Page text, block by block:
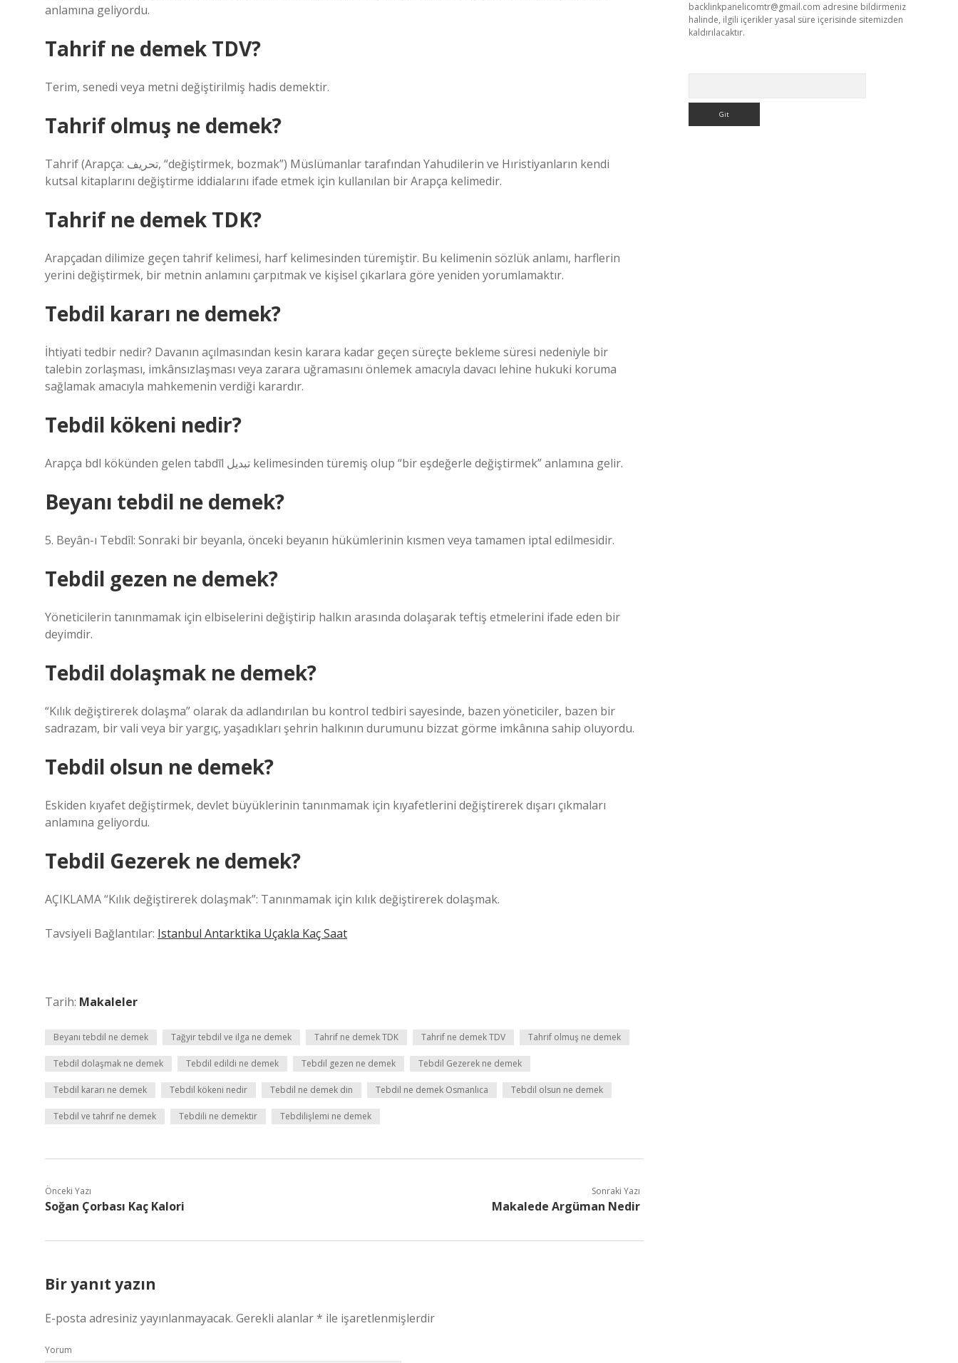
anlamına geliyordu.
Tahrif ne demek TDV?
Terim, senedi veya metni değiştirilmiş hadis demektir.
Tahrif olmuş ne demek?
Tahrif (Arapça: تحريف‎, “değiştirmek, bozmak”) Müslümanlar tarafından Yahudilerin ve Hıristiyanların kendi
kutsal kitaplarını değiştirme iddialarını ifade etmek için kullanılan bir Arapça kelimedir.
Tahrif ne demek TDK?
Arapçadan dilimize geçen tahrif kelimesi, harf kelimesinden türemiştir. Bu kelimenin sözlük anlamı, harflerin
yerini değiştirmek, bir metnin anlamını çarpıtmak ve kişisel çıkarlara göre yeniden yorumlamaktır.
Tebdil kararı ne demek?
İhtiyati tedbir nedir? Davanın açılmasından kesin karara kadar geçen süreçte bekleme süresi nedeniyle bir
talebin zorlaşması, imkânsızlaşması veya zarara uğramasını önlemek amacıyla davacı lehine hukuki koruma
sağlamak amacıyla mahkemenin verdiği karardır.
Tebdil kökeni nedir?
Arapça bdl kökünden gelen tabdīl تبديل kelimesinden türemiş olup “bir eşdeğerle değiştirmek” anlamına gelir.
Beyanı tebdil ne demek?
5. Beyân-ı Tebdîl: Sonraki bir beyanla, önceki beyanın hükümlerinin kısmen veya tamamen iptal edilmesidir.
Tebdil gezen ne demek?
Yöneticilerin tanınmamak için elbiselerini değiştirip halkın arasında dolaşarak teftiş etmelerini ifade eden bir
deyimdir.
Tebdil dolaşmak ne demek?
“Kılık değiştirerek dolaşma” olarak da adlandırılan bu kontrol tedbiri sayesinde, bazen yöneticiler, bazen bir
sadrazam, bir vali veya bir yargıç, yaşadıkları şehrin halkının durumunu bizzat görme imkânına sahip oluyordu.
Tebdil olsun ne demek?
Eskiden kıyafet değiştirmek, devlet büyüklerinin tanınmamak için kıyafetlerini değiştirerek dışarı çıkmaları
anlamına geliyordu.
Tebdil Gezerek ne demek?
AÇIKLAMA “Kılık değiştirerek dolaşmak”: Tanınmamak için kılık değiştirerek dolaşmak.
Tavsiyeli Bağlantılar: Istanbul Antarktika Uçakla Kaç Saat
Tarih: Makaleler
Beyanı tebdil ne demek Tağyir tebdil ve ilga ne demek Tahrif ne demek TDK Tahrif ne demek TDV Tahrif olmuş ne demek
Tebdil dolaşmak ne demek Tebdil edildi ne demek Tebdil gezen ne demek Tebdil Gezerek ne demek
Tebdil kararı ne demek Tebdil kökeni nedir Tebdil ne demek din Tebdil ne demek Osmanlıca Tebdil olsun ne demek
Tebdil ve tahrif ne demek Tebdili ne demektir Tebdilişlemi ne demek
Önceki Yazı
Soğan Çorbası Kaç Kalori
Sonraki Yazı
Makalede Argüman Nedir
Bir yanıt yazın
E-posta adresiniz yayınlanmayacak. Gerekli alanlar* ile işaretlenmişlerdir
Yorum
backlinkpanelicomtr@gmail.com adresine bildirmeniz
halinde, ilgili içerikler yasal süre içerisinde sitemizden
kaldırılacaktır.